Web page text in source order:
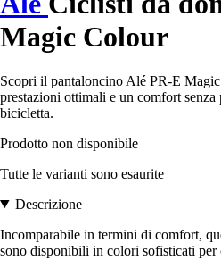
Magic Colour
Scopri il pantaloncino Alé PR-E
prestazioni ottimali e un comfort senza
bicicletta.
Prodotto non disponibile
Tutte le varianti sono esaurite
Descrizione
Incomparabile in termini di comfort,
sono disponibili in colori sofisticati per